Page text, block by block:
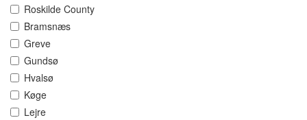
Roskilde County
Bramsnæs
Greve
Gundsø
Hvalsø
Køge
Lejre